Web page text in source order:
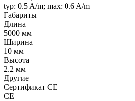
typ: 0.5 A/m; max: 0.6 A/m
Габариты
Длина
5000 мм
Ширина
10 мм
Высота
2.2 мм
Другие
Сертификат CE
CE